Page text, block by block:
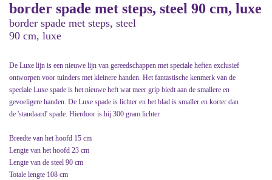
border spade met steps, steel 90 cm, luxe
border spade met steps, steel
90 cm, luxe
De Luxe lijn is een nieuwe lijn van gereedschappen met speciale heften exclusief
ontworpen voor tuinders met kleinere handen. Het fantastische kenmerk van de
speciale Luxe spade is het nieuwe heft wat meer grip biedt aan de smallere en
gevoeligere handen. De Luxe spade is lichter en het blad is smaller en korter dan
de 'standaard' spade. Hierdoor is hij 300 gram lichter.
Breedte van het hoofd 15 cm
Lengte van het hoofd 23 cm
Lengte van de steel 90 cm
Totale lengte 108 cm